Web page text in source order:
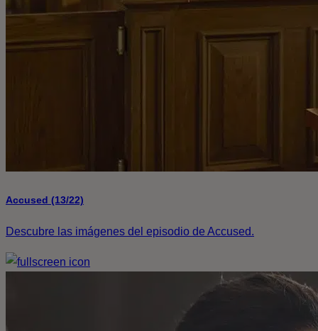
Accused (13/22)
Descubre las imágenes del episodio de Accused.